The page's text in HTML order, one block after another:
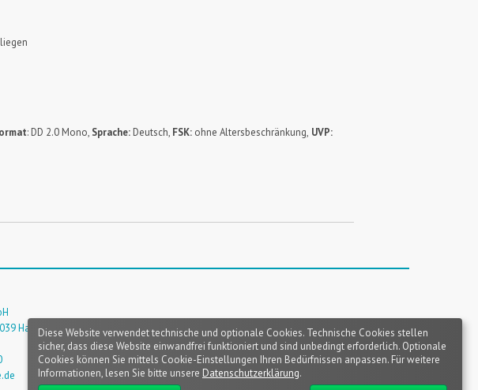
: DD 2.0 Mono, Sprache: Deutsch, FSK: ohne Altersbeschränkung, UVP:
HamburgDiese Website verwendet technische und optionale Cookies. Technische Cookies stellen
sicher, dass diese Website einwandfrei funktioniert und sind unbedingt erforderlich. Optionale
Cookies können Sie mittels Cookie-Einstellungen Ihren Bedürfnissen anpassen. Für weitere
Informationen, lesen Sie bitte unsere Datenschutzerklärung.